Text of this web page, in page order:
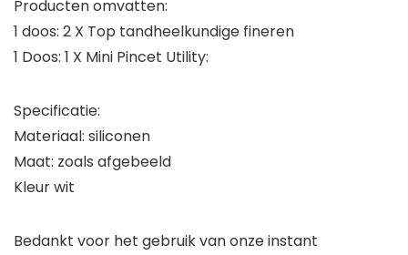
Producten omvatten:
1 doos: 2 X Top tandheelkundige fineren
1 Doos: 1 X Mini Pincet Utility:
Specificatie:
Materiaal: siliconen
Maat: zoals afgebeeld
Kleur wit
Bedankt voor het gebruik van onze instant